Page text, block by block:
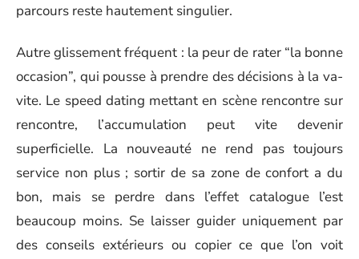
parcours reste hautement singulier.
Autre glissement fréquent : la peur de rater “la bonne
occasion”, qui pousse à prendre des décisions à la va-
vite. Le speed dating mettant en scène rencontre sur
rencontre, l’accumulation peut vite devenir
superficielle. La nouveauté ne rend pas toujours
service non plus ; sortir de sa zone de confort a du
bon, mais se perdre dans l’effet catalogue l’est
beaucoup moins. Se laisser guider uniquement par
des conseils extérieurs ou copier ce que l’on voit